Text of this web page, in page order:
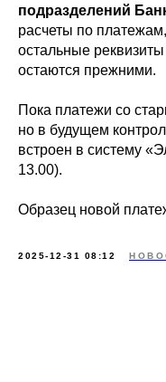
подразделений
расчеты по
остальные
остаются прежними.
Пока платежи со
но в будущем
встроен в систему
13.00).
Образец новой
2025-12-31 08:12